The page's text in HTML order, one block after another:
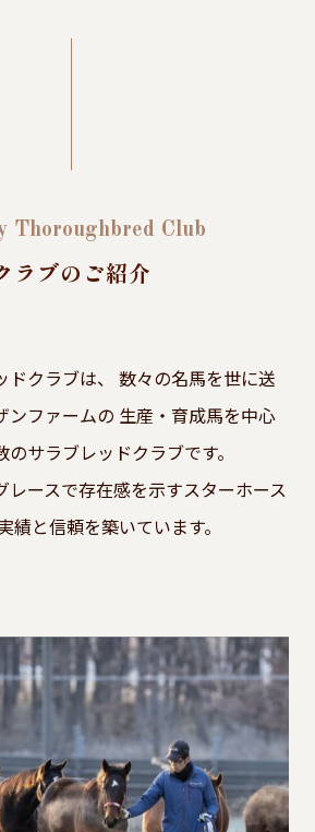
Thoroughbred Club
ラブのご紹介
クラブは、
数々の名馬を世に送
ンファームの 生産・育成馬を中心
サラブレッドクラブです。
レースで存在感を示すスターホース
績と信頼を築いています。